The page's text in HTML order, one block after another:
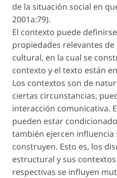
de la situación social en
2001a:79).
El contexto puede
propiedades relevantes
cultural, en la cual se
contexto y el texto están
Los contextos son de
ciertas circunstancias,
interacción comunicativa.
pueden estar
también ejercen influencia
construyen. Esto es, los
estructural y sus
respectivas se influyen